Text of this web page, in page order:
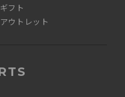
ギフト
アウトレット